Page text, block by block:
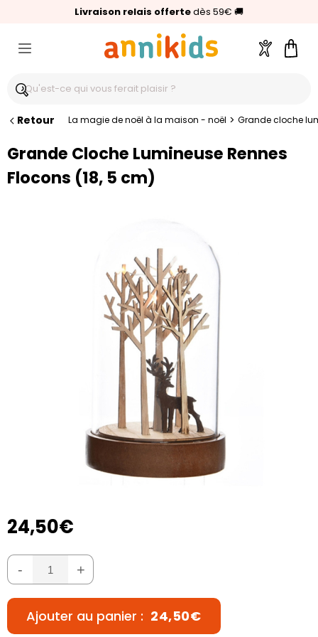
Livraison relais offertedès 59€ 🚚
🥇Palmarès Capital 2025 :Annikids N°1
⭐⭐⭐⭐⭐4,6/5(24 000 avis clients)
Compte
Retour La magie de noël à la maison - noël > Grande cloche
Grande Cloche Lumineuse Rennes
Flocons (18, 5 cm)
24,50€
- +
Ajouter au panier : 24,50€